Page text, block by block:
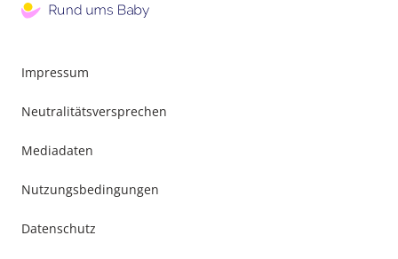
Impressum
Neutralitätsversprechen
Mediadaten
Nutzungsbedingungen
Datenschutz